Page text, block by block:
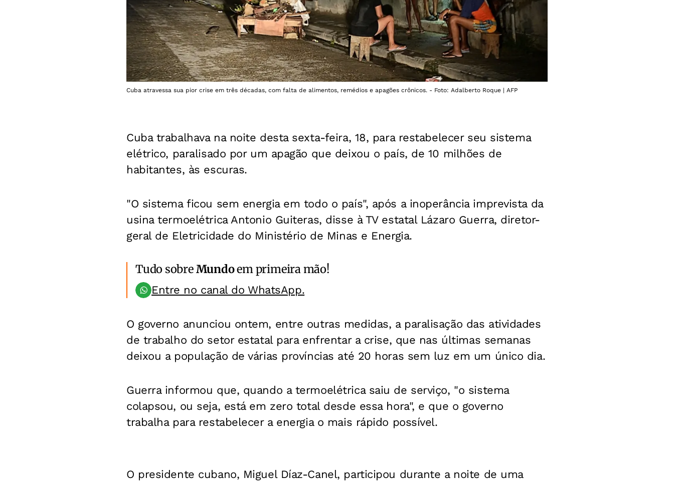
Cuba atravessa sua pior crise em três décadas, com falta de alimentos, remédios e apagões crônicos. - Foto: Adalberto Roque | AFP
Cuba trabalhava na noite desta sexta-feira, 18, para restabelecer seu sistema
elétrico, paralisado por um apagão que deixou o país, de 10 milhões de
habitantes, às escuras.
"O sistema ficou sem energia em todo o país", após a inoperância imprevista da
usina termoelétrica Antonio Guiteras, disse à TV estatal Lázaro Guerra, diretor-
geral de Eletricidade do Ministério de Minas e Energia.
Tudo sobreMundoem primeira mão!
Entre no canal do WhatsApp.
O governo anunciou ontem, entre outras medidas, a paralisação das atividades
de trabalho do setor estatal para enfrentar a crise, que nas últimas semanas
deixou a população de várias províncias até 20 horas sem luz em um único dia.
Guerra informou que, quando a termoelétrica saiu de serviço, "o sistema
colapsou, ou seja, está em zero total desde essa hora", e que o governo
trabalha para restabelecer a energia o mais rápido possível.
O presidente cubano, Miguel Díaz-Canel, participou durante a noite de uma